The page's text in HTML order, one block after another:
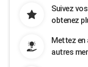
Suivez
obtenez
Mettez en
autres